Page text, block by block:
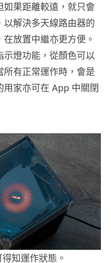
果距離較遠，就只會
解決多天線路由器的
放置中繼亦更方便。
燈功能，從顏色可以
有正常運作時，會是
用家亦可在 App 中關閉
知運作狀態。